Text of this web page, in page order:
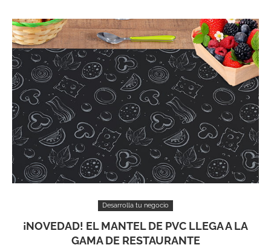
Desarrolla tu negocio
¡NOVEDAD! EL MANTEL DE PVC LLEGA A LA
GAMA DE RESTAURANTE